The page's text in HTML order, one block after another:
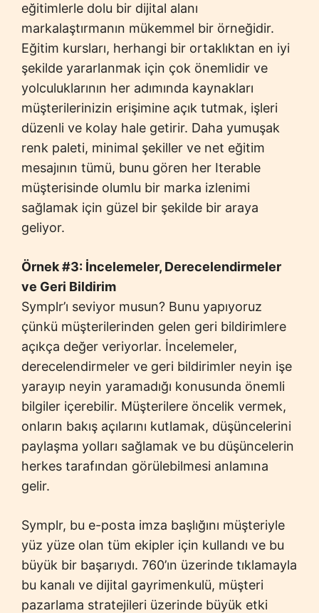
eğitimlerle dolu bir dijital alanı
markalaştırmanın mükemmel bir örneğidir.
Eğitim kursları, herhangi bir ortaklıktan en iyi
şekilde yararlanmak için çok önemlidir ve
yolculuklarının her adımında kaynakları
müşterilerinizin erişimine açık tutmak, işleri
düzenli ve kolay hale getirir. Daha yumuşak
renk paleti, minimal şekiller ve net eğitim
mesajının tümü, bunu gören her Iterable
müşterisinde olumlu bir marka izlenimi
sağlamak için güzel bir şekilde bir araya
geliyor.
Örnek #3: İncelemeler, Derecelendirmeler
ve Geri Bildirim
Symplr’ı seviyor musun? Bunu yapıyoruz
çünkü müşterilerinden gelen geri bildirimlere
açıkça değer veriyorlar. İncelemeler,
derecelendirmeler ve geri bildirimler neyin işe
yarayıp neyin yaramadığı konusunda önemli
bilgiler içerebilir. Müşterilere öncelik vermek,
onların bakış açılarını kutlamak, düşüncelerini
paylaşma yolları sağlamak ve bu düşüncelerin
herkes tarafından görülebilmesi anlamına
gelir.
Symplr, bu e-posta imza başlığını müşteriyle
yüz yüze olan tüm ekipler için kullandı ve bu
büyük bir başarıydı. 760’ın üzerinde tıklamayla
bu kanalı ve dijital gayrimenkulü, müşteri
pazarlama stratejileri üzerinde büyük etki